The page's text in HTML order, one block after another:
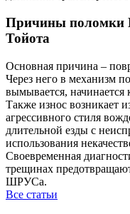
Причины поломки
Тойота
Основная причина –
Через него в механизм
вымывается,
Также износ возникает
агрессивного стиля
длительной езды с
использования
Своевременная
трещинах
ШРУСа.
Все статьи